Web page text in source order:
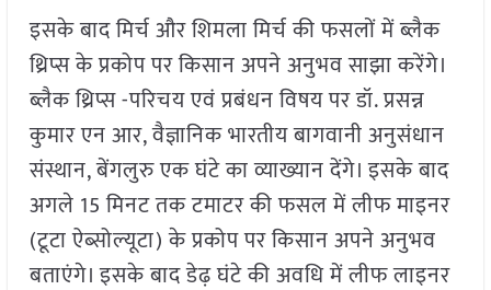
इसके बाद मिर्च और शिमला मिर्च की फसलों में ब्लैक
थ्रिप्स के प्रकोप पर किसान अपने अनुभव साझा करेंगे।
ब्लैक थ्रिप्स -परिचय एवं प्रबंधन विषय पर डॉ. प्रसन्न
कुमार एन आर, वैज्ञानिक भारतीय बागवानी अनुसंधान
संस्थान, बेंगलुरु एक घंटे का व्याख्यान देंगे। इसके बाद
अगले 15 मिनट तक टमाटर की फसल में लीफ माइनर
(टूटा ऐब्सोल्यूटा) के प्रकोप पर किसान अपने अनुभव
बताएंगे। इसके बाद डेढ़ घंटे की अवधि में लीफ लाइनर